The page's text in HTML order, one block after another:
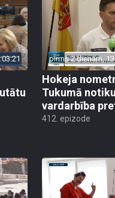
pirms 2 dienām,
Hokeja
Tukumā
vardarbība
412. epizode